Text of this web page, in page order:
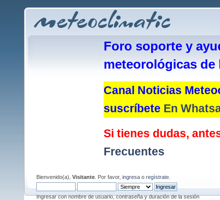
Foro soporte y
meteorológicas de
Canal Noticias
suscríbete En
Si tienes dudas,
Frecuentes
Bienvenido(a), Visitante . Por favor, ingresa o regístrate
Ingresar con nombre de usuario, contraseña y duración de la sesión